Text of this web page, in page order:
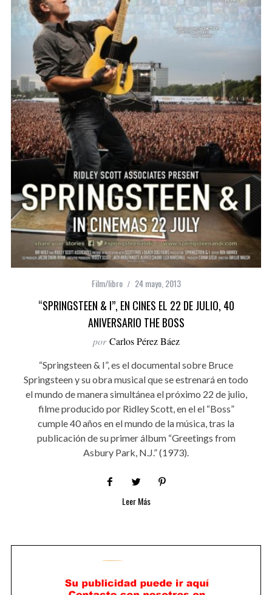
Film/libro 24 mayo, 2013
“SPRINGSTEEN & I”, EN CINES EL 22 DE JULIO, 40
ANIVERSARIO THE BOSS
por Carlos Pérez Báez
“Springsteen & I”, es el documental sobre Bruce
Springsteen y su obra musical que se estrenará en todo
el mundo de manera simultánea el próximo 22 de julio,
filme producido por Ridley Scott, en el el “Boss”
cumple 40 años en el mundo de la música, tras la
publicación de su primer álbum “Greetings from
Asbury Park, N.J.” (1973).
Leer Más